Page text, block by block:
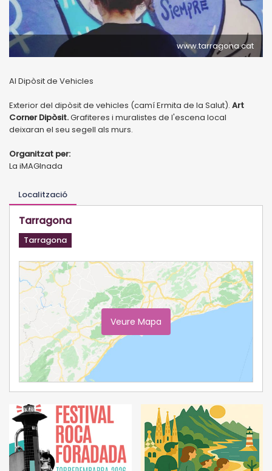
www.tarragona.cat
Al Dipòsit de Vehicles
Exterior del dipòsit de vehicles (camí Ermita de la Salut). Art
Corner Dipòsit.Grafiteres i muralistes de l'escena local
deixaran el seu segell als murs.
Organitzat per:
La iMAGInada
Localització
Tarragona
Tarragona
Veure Mapa